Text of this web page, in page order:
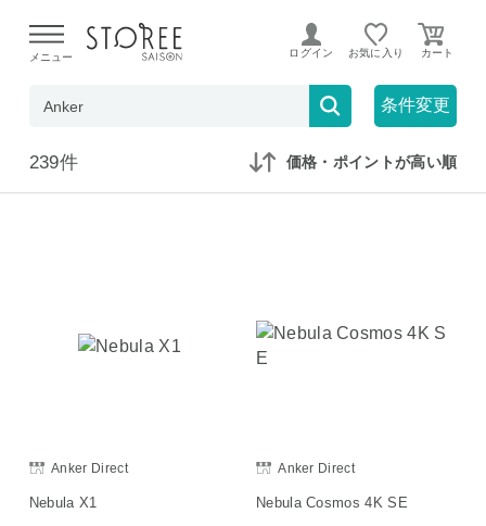
よる配送遅延が発生しております。
メニュー ログイン お気に入り
条件変更
在庫なしも表示 セール対象のみ
239件 価格・ポイントが高い順
Anker Direct
Nebula X1
Anker Direct
Nebula Cosmos 4K SE